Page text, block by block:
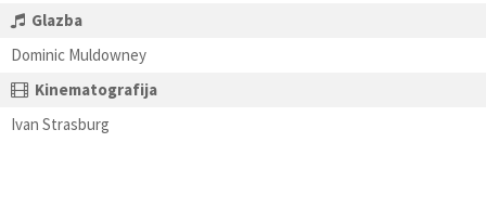
Glazba
Dominic Muldowney
Kinematografija
Ivan Strasburg